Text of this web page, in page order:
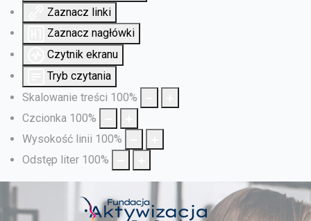
Zaznacz linki
Zaznacz nagłówki
Czytnik ekranu
Tryb czytania
Skalowanie treści 100%
Czcionka 100%
Wysokość linii 100%
Odstęp liter 100%